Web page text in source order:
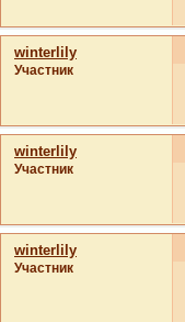
winterlily
Участник
winterlily
Участник
winterlily
Участник